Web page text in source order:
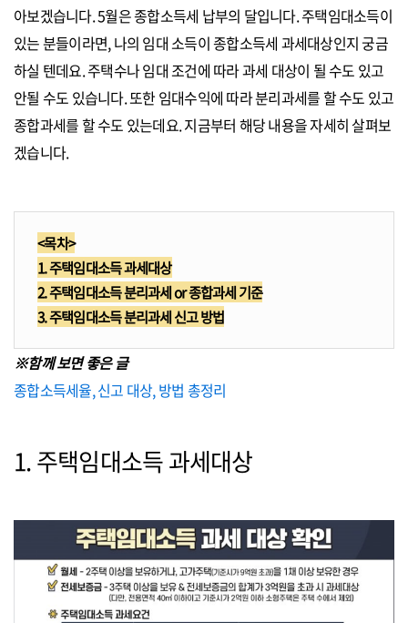
아보겠습니다. 5월은 종합소득세 납부의 달입니다. 주택임대소득이
있는 분들이라면, 나의 임대 소득이 종합소득세 과세대상인지 궁금
하실 텐데요. 주택수나 임대 조건에 따라 과세 대상이 될 수도 있고
안될 수도 있습니다. 또한 임대수익에 따라 분리과세를 할 수도 있고
종합과세를 할 수도 있는데요. 지금부터 해당 내용을 자세히 살펴보
겠습니다.
<목차>
1. 주택임대소득 과세대상
2. 주택임대소득 분리과세 or 종합과세 기준
3. 주택임대소득 분리과세 신고 방법
※함께 보면 좋은 글
종합소득세율, 신고 대상, 방법 총정리
1. 주택임대소득 과세대상